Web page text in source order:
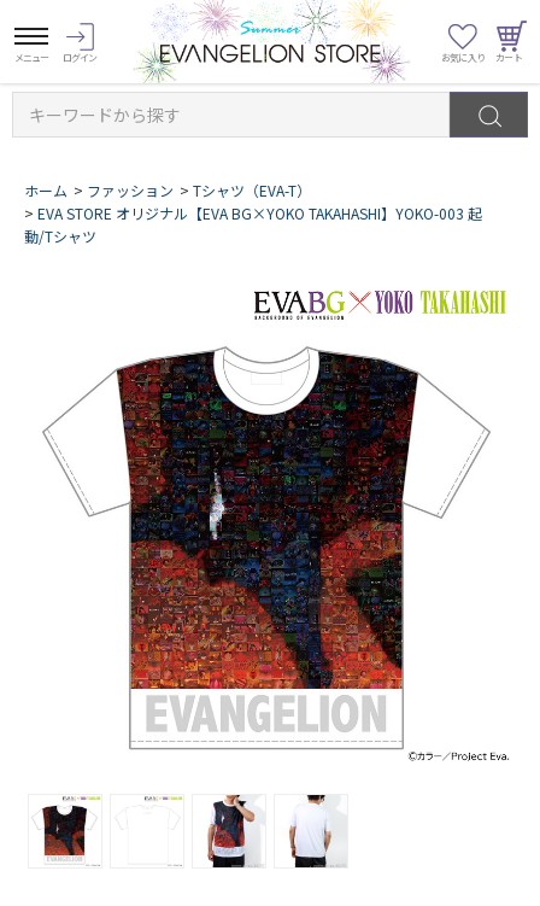
キーワードから探す
ホーム > ファッション > Tシャツ（EVA-T）
> EVA STORE オリジナル【EVA BG×YOKO TAKAHASHI】YOKO-003 起
動/Tシャツ